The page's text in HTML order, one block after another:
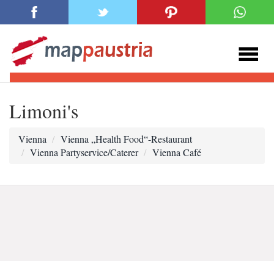
Limoni's
Vienna
Vienna „Health Food“-Restaurant
Vienna Partyservice/Caterer
Vienna Café